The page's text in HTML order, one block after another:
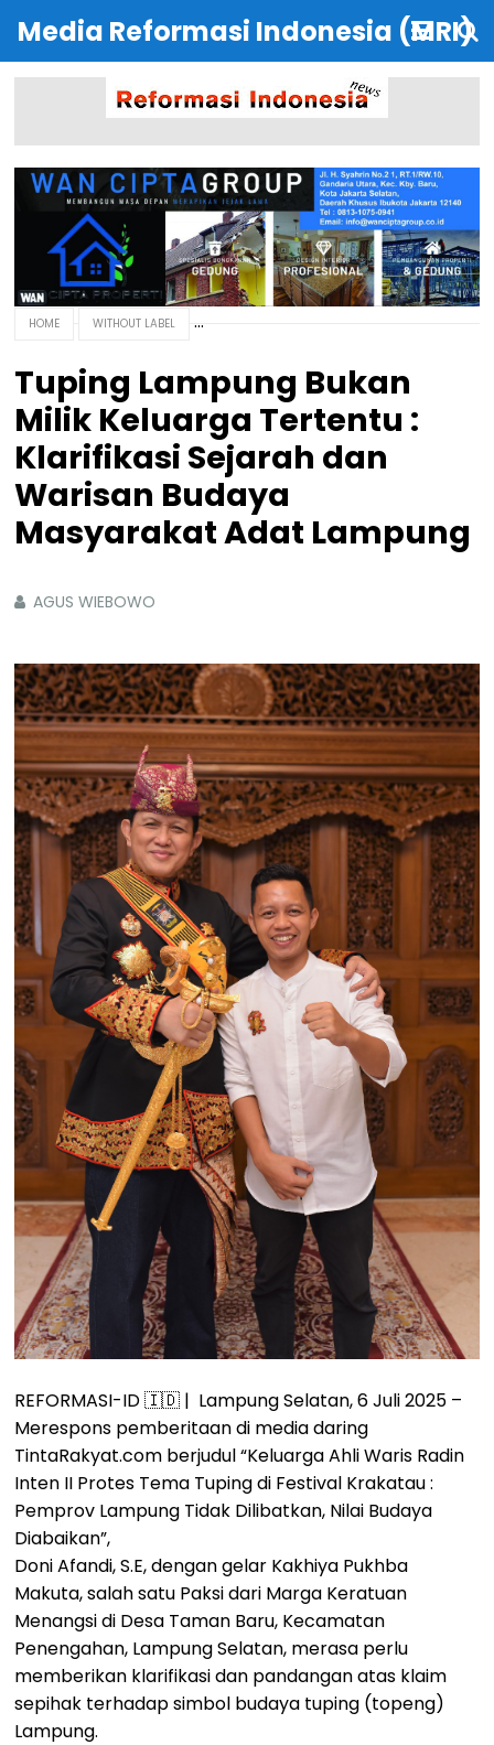
Media Reformasi Indonesia (MRI)
HOME WITHOUT LABEL
Tuping Lampung Bukan
Milik Keluarga Tertentu :
Klarifikasi Sejarah dan
Warisan Budaya
Masyarakat Adat Lampung
AGUS WIEBOWO
REFORMASI-ID 🇮🇩 | Lampung Selatan, 6 Juli 2025 –
Merespons pemberitaan di media daring
TintaRakyat.com berjudul “Keluarga Ahli Waris Radin
Inten II Protes Tema Tuping di Festival Krakatau :
Pemprov Lampung Tidak Dilibatkan, Nilai Budaya
Diabaikan”,
Doni Afandi, S.E, dengan gelar Kakhiya Pukhba
Makuta, salah satu Paksi dari Marga Keratuan
Menangsi di Desa Taman Baru, Kecamatan
Penengahan, Lampung Selatan, merasa perlu
memberikan klarifikasi dan pandangan atas klaim
sepihak terhadap simbol budaya tuping (topeng)
Lampung.